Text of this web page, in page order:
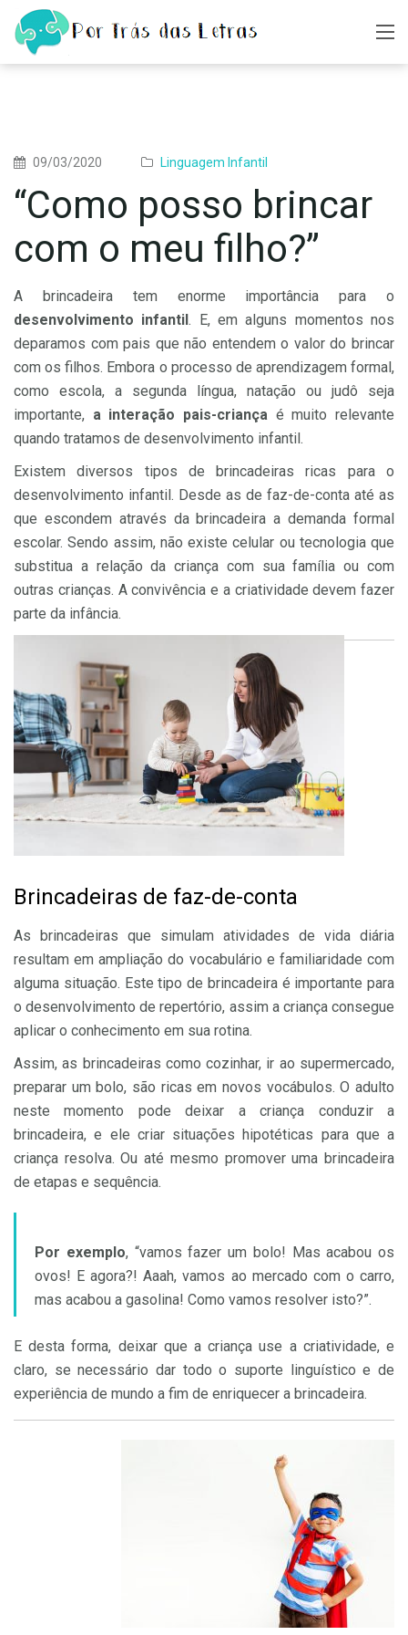
09/03/2020 Linguagem Infantil
“Como posso brincar
com o meu filho?”
A brincadeira tem enorme importância para o
desenvolvimento infantil. E, em alguns momentos nos
deparamos com pais que não entendem o valor do brincar
com os filhos. Embora o processo de aprendizagem formal,
como escola, a segunda língua, natação ou judô seja
importante, a interação pais-criança é muito relevante
quando tratamos de desenvolvimento infantil.
Existem diversos tipos de brincadeiras ricas para o
desenvolvimento infantil. Desde as de faz-de-conta até as
que escondem através da brincadeira a demanda formal
escolar. Sendo assim, não existe celular ou tecnologia que
substitua a relação da criança com sua família ou com
outras crianças. A convivência e a criatividade devem fazer
parte da infância.
Brincadeiras de faz-de-conta
As brincadeiras que simulam atividades de vida diária
resultam em ampliação do vocabulário e familiaridade com
alguma situação. Este tipo de brincadeira é importante para
o desenvolvimento de repertório, assim a criança consegue
aplicar o conhecimento em sua rotina.
Assim, as brincadeiras como cozinhar, ir ao supermercado,
preparar um bolo, são ricas em novos vocábulos. O adulto
neste momento pode deixar a criança conduzir a
brincadeira, e ele criar situações hipotéticas para que a
criança resolva. Ou até mesmo promover uma brincadeira
de etapas e sequência.
Por exemplo, “vamos fazer um bolo! Mas acabou os
ovos! E agora?! Aaah, vamos ao mercado com o carro,
mas acabou a gasolina! Como vamos resolver isto?”.
E desta forma, deixar que a criança use a criatividade, e
claro, se necessário dar todo o suporte linguístico e de
experiência de mundo a fim de enriquecer a brincadeira.